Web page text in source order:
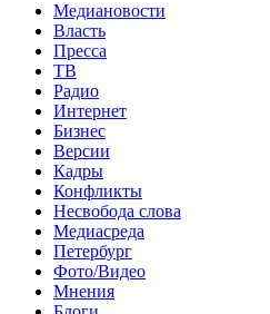
Медиановости
Власть
Пресса
ТВ
Радио
Интернет
Бизнес
Версии
Кадры
Конфликты
Несвобода слова
Медиасреда
Петербург
Фото/Видео
Мнения